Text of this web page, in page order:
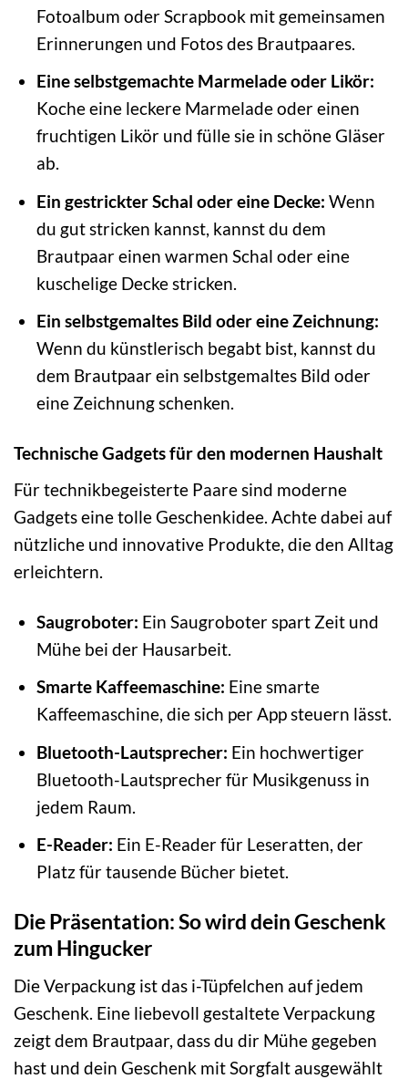
Fotoalbum oder Scrapbook mit gemeinsamen
Erinnerungen und Fotos des Brautpaares.
Eine selbstgemachte Marmelade oder Likör:
Koche eine leckere Marmelade oder einen
fruchtigen Likör und fülle sie in schöne Gläser
ab.
Ein gestrickter Schal oder eine Decke: Wenn
du gut stricken kannst, kannst du dem
Brautpaar einen warmen Schal oder eine
kuschelige Decke stricken.
Ein selbstgemaltes Bild oder eine Zeichnung:
Wenn du künstlerisch begabt bist, kannst du
dem Brautpaar ein selbstgemaltes Bild oder
eine Zeichnung schenken.
Technische Gadgets für den modernen Haushalt
Für technikbegeisterte Paare sind moderne
Gadgets eine tolle Geschenkidee. Achte dabei auf
nützliche und innovative Produkte, die den Alltag
erleichtern.
Saugroboter: Ein Saugroboter spart Zeit und
Mühe bei der Hausarbeit.
Smarte Kaffeemaschine: Eine smarte
Kaffeemaschine, die sich per App steuern lässt.
Bluetooth-Lautsprecher: Ein hochwertiger
Bluetooth-Lautsprecher für Musikgenuss in
jedem Raum.
E-Reader: Ein E-Reader für Leseratten, der
Platz für tausende Bücher bietet.
Die Präsentation: So wird dein Geschenk
zum Hingucker
Die Verpackung ist das i-Tüpfelchen auf jedem
Geschenk. Eine liebevoll gestaltete Verpackung
zeigt dem Brautpaar, dass du dir Mühe gegeben
hast und dein Geschenk mit Sorgfalt ausgewählt